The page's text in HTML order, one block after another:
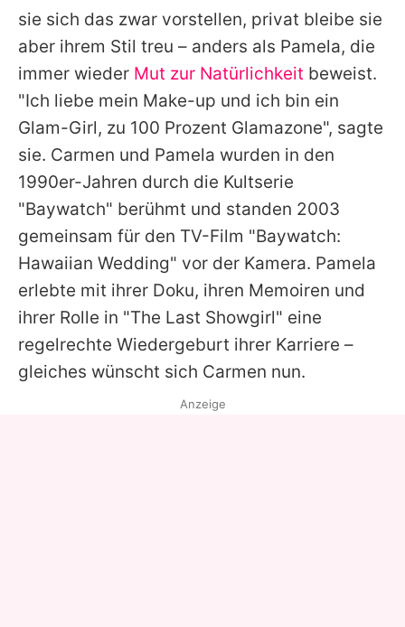
sie sich das zwar vorstellen, privat bleibe sie
aber ihrem Stil treu – anders als Pamela, die
immer wieder Mut zur Natürlichkeit beweist.
"Ich liebe mein Make-up und ich bin ein
Glam-Girl, zu 100 Prozent Glamazone", sagte
sie. Carmen und Pamela wurden in den
1990er-Jahren durch die Kultserie
"Baywatch" berühmt und standen 2003
gemeinsam für den TV-Film "Baywatch:
Hawaiian Wedding" vor der Kamera. Pamela
erlebte mit ihrer Doku, ihren Memoiren und
ihrer Rolle in "The Last Showgirl" eine
regelrechte Wiedergeburt ihrer Karriere –
gleiches wünscht sich Carmen nun.
Anzeige